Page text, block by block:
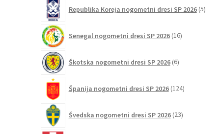
Republika Koreja nogometni dresi SP 2026 5
Senegal nogometni dresi SP 2026 16izdelkov
Škotska nogometni dresi SP 2026 6izdelkov
Španija nogometni dresi SP 2026 124izdelkov
Švedska nogometni dresi SP 2026 23izdelkov